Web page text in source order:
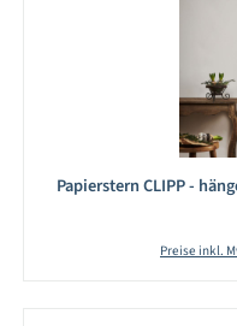
Papierstern CLIPP -
Preise inkl.